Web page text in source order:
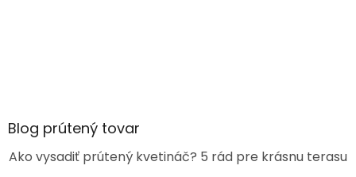
Blog prútený tovar
Ako vysadiť prútený kvetináč? 5 rád pre krásnu terasu